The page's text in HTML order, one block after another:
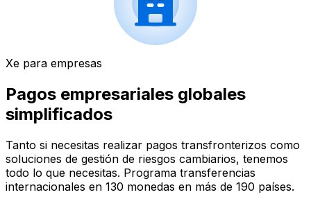
Xe para empresas
Pagos empresariales globales
simplificados
Tanto si necesitas realizar pagos transfronterizos como
soluciones de gestión de riesgos cambiarios, tenemos
todo lo que necesitas. Programa transferencias
internacionales en 130 monedas en más de 190 países.